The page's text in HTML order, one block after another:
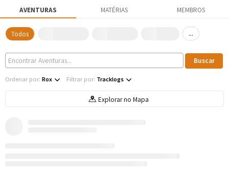
AVENTURAS MATÉRIAS MEMBROS
Todos ...
Ordenar por: Rox Filtrar por: Tracklogs
Explorar no Mapa